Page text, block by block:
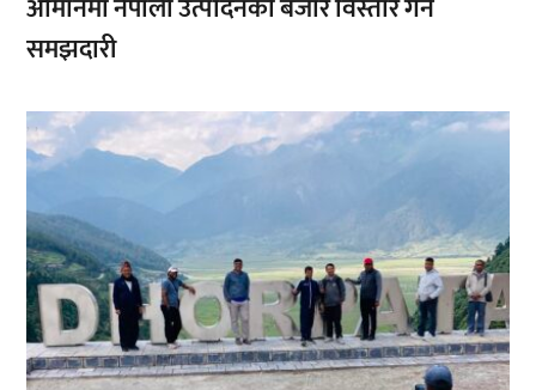
ओमानमा नेपाली उत्पादनको बजार विस्तार गर्ने
समझदारी
,,